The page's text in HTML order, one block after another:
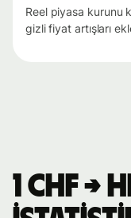
Reel piyasa kurunu
gizli fiyat artışları
1 CHF →